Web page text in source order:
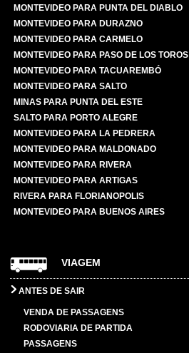
MONTEVIDEO PARA PUNTA DEL DIABLO
MONTEVIDEO PARA DURAZNO
MONTEVIDEO PARA CARMELO
MONTEVIDEO PARA PASO DE LOS TOROS
MONTEVIDEO PARA TACUAREMBÓ
MONTEVIDEO PARA SALTO
MINAS PARA PUNTA DEL ESTE
SALTO PARA PORTO ALEGRE
MONTEVIDEO PARA LA PEDRERA
MONTEVIDEO PARA MALDONADO
MONTEVIDEO PARA RIVERA
MONTEVIDEO PARA ARTIGAS
RIVERA PARA FLORIANOPOLIS
MONTEVIDEO PARA BUENOS AIRES
VIAGEM
ANTES DE SAIR
VENDA DE PASSAGENS
RODOVIARIA DE PARTIDA
PASSAGENS